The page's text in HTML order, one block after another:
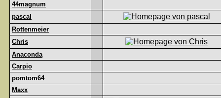
44magnum
pascal
Rottenmeier
Chris
Anaconda
Carpio
pomtom64
Maxx